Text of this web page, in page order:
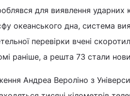
для виявлення ударних
океанського дна, система
перевірки вчені
раніше, а решта 73 стали
Андреа Вероліно з